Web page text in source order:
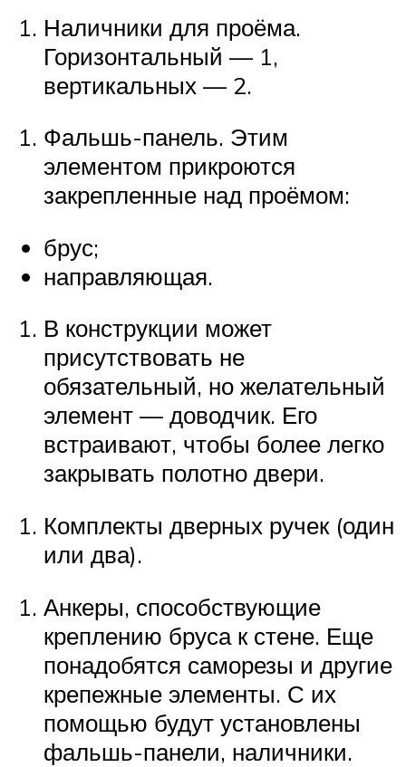
Наличники для проёма.
Горизонтальный — 1,
вертикальных — 2.
Фальшь-панель. Этим
элементом прикроются
закрепленные над проёмом:
брус;
направляющая.
В конструкции может
присутствовать не
обязательный, но желательный
элемент — доводчик. Его
встраивают, чтобы более легко
закрывать полотно двери.
Комплекты дверных ручек (один
или два).
Анкеры, способствующие
креплению бруса к стене. Еще
понадобятся саморезы и другие
крепежные элементы. С их
помощью будут установлены
фальшь-панели, наличники.